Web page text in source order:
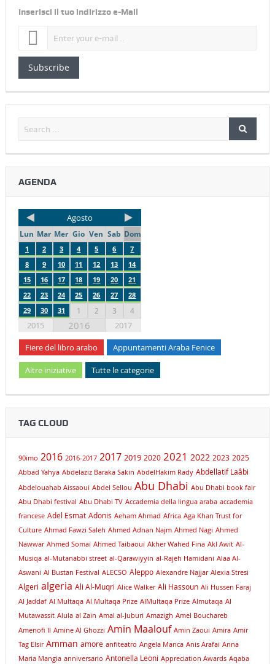
Inserisci il tuo indirizzo e-Mail
Subscribe
AGENDA
Agosto
Lun Mar Mer Gio Ven Sab Dom
1 2 3 4 5 6
7
8
9 10 11 12 13
14
15
16 17 18 19 20
21
22
23 24 25 26 27
28
29
30 31 1 2 3 4
2015 2016
2017
Fiere del libro arabo
Appuntamenti Araba Fenice
Altre iniziative Tutte le categorie
TAG CLOUD
90imo 2016 2016-2017 2017 2019 2020 2021 2022 2023 2025
Abbad Yahya Abdelaziz Baraka Sakin AbdelHakim Rady Abdellatif Laâbi
Abdelouahab Aissaoui Abdel Sellou Abu Dhabi Abu Dhabi book fair
Abu Dhabi festival Abu Dhabi TV Accademia della lingua araba accademia
francese Adel Esmat Adonis Aeham Ahmad Africa Aga Khan Trust for
Culture Ahmad Fawzi Saleh Ahmed Adnan Najm Ahmed Nagi Ahmed
Nawwar Ahmed Somai Ahmed Taibaoui Akher Wahed Fina Akl Awit Al-
Musiqa al-Mutanabbi street al-Qarawiyyin al-Rajeh Hamidani Alaa Al-
Aswani Al Bustan Festival ALECSO Aleppo Alexandre Najjar Alexia Stresi
Algeri algeria Ali Al-Muqri Alice Walker Ali Hassoun Ali Hussen Faraj
Al Jaddaf Al Multaqa Al Multaqa Prize AlMultaqa Prize Almutaqa Al
Mutawassit Alula al Zain Amal al-Juburi Amazigh Amel Bouchareb
Amenofi II Amine Al Ghozzi Amin Maalouf Amin Zaoui Amira Amir
Tag Elsir Amman amore anfiteatro Angela Manca Anis Arafai Anna
Maria Mangia anniversario Antonella Leoni Appreciation Awards Aqaba